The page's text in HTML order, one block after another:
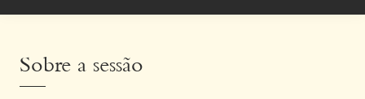
Sobre a sessão